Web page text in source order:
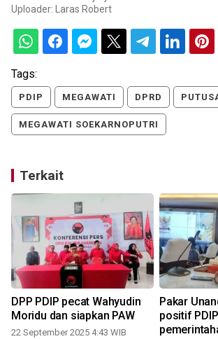
Uploader: Laras Robert
Tags:
PDIP MEGAWATI DPRD
MEGAWATI SOEKARNOPUTRI
Terkait
DPP PDIP pecat Wahyudin
Moridu dan siapkan PAW
22 September 2025 4:43 WIB
Pakar
positif